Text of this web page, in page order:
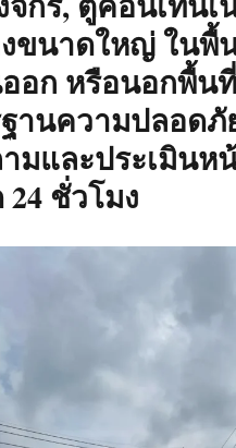
ขนาดใหญ่ ในพื้
อก หรือนอกพื้น
านความปลอดภั
มและประเมินห
ชั่วโมง